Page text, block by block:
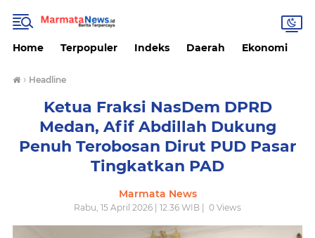
Home Terpopuler Indeks Daerah Ekonomi
› Headline
Ketua Fraksi NasDem DPRD
Medan, Afif Abdillah Dukung
Penuh Terobosan Dirut PUD Pasar
Tingkatkan PAD
Marmata News
Rabu, 15 April 2026 | 12.36 WIB | 0 Views